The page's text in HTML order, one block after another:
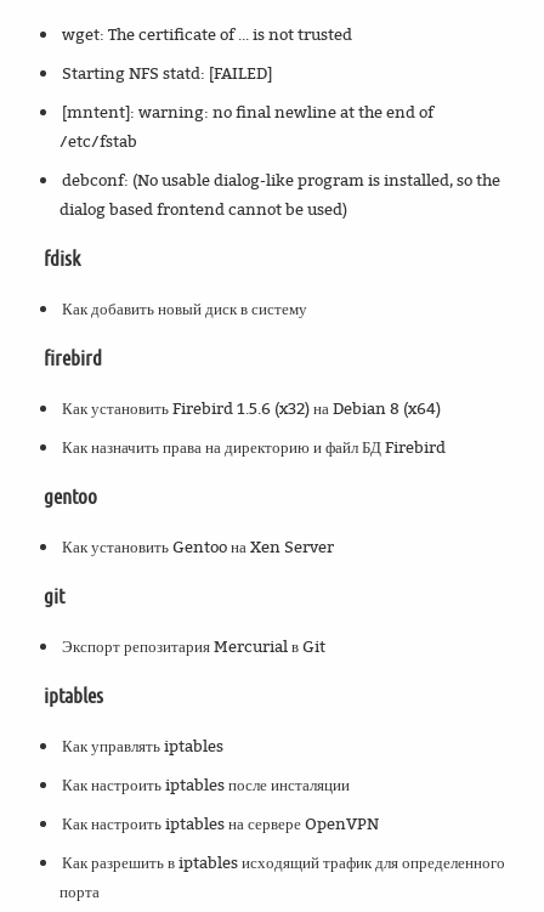
wget: The certificate of ... is not trusted
Starting NFS statd: [FAILED]
[mntent]: warning: no final newline at the end of
/etc/fstab
debconf: (No usable dialog-like program is installed, so the
dialog based frontend cannot be used)
fdisk
Как добавить новый диск в систему
firebird
Как установить Firebird 1.5.6 (x32) на Debian 8 (x64)
Как назначить права на директорию и файл БД Firebird
gentoo
Как установить Gentoo на Xen Server
git
Экспорт репозитария Mercurial в Git
iptables
Как управлять iptables
Как настроить iptables после инсталяции
Как настроить iptables на сервере OpenVPN
Как разрешить в iptables исходящий трафик для определенного
порта